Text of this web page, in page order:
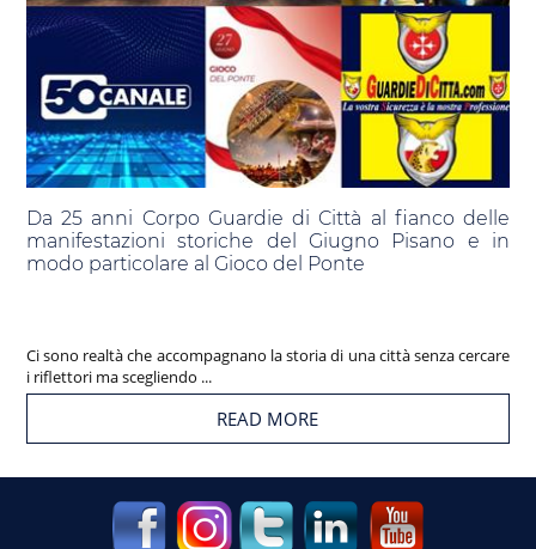
Da 25 anni Corpo Guardie di Città al fianco delle
manifestazioni storiche del Giugno Pisano e in
modo particolare al Gioco del Ponte
Ci sono realtà che accompagnano la storia di una città senza cercare
i riflettori ma scegliendo ...
READ MORE